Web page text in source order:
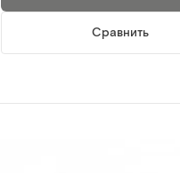
Сравнить